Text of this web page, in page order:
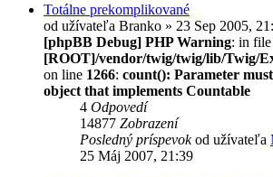
Totálne prekomplikované
od užívateľa Branko » 23 Sep 2005,
[phpBB Debug] PHP Warning: in file
[ROOT]/vendor/twig/twig/lib/Twig/
on line 1266: count(): Parameter
object that implements Countable
4 Odpovedí
14877 Zobrazení
Posledný príspevokod užívateľa
25 Máj 2007, 21:39